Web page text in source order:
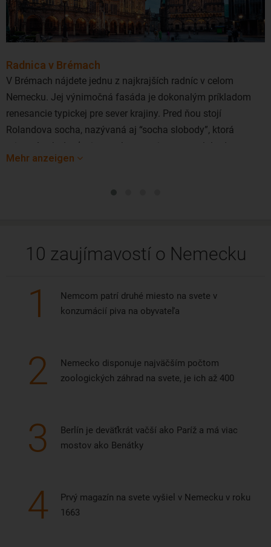
Radnica v Brémach
V Brémach nájdete jednu z najkrajších radníc v celom
Nemecku. Jej výnimočná fasáda je dokonalým príkladom
renesancie typickej pre sever krajiny. Pred ňou stojí
Rolandova socha, nazývaná aj “socha slobody”, ktorá
pripomína hrdosť miestnych na svoje mesto, slobodu a
suverenitu.
Mehr anzeigen
10 zaujímavostí o Nemecku
1
Nemcom patrí druhé miesto na svete v
konzumácií piva na obyvateľa
2
Nemecko disponuje najväčším počtom
zoologických záhrad na svete, je ich až 400
3
Berlín je deväťkrát vačší ako Paríž a má viac
mostov ako Benátky
4
Prvý magazín na svete vyšiel v Nemecku v roku
1663